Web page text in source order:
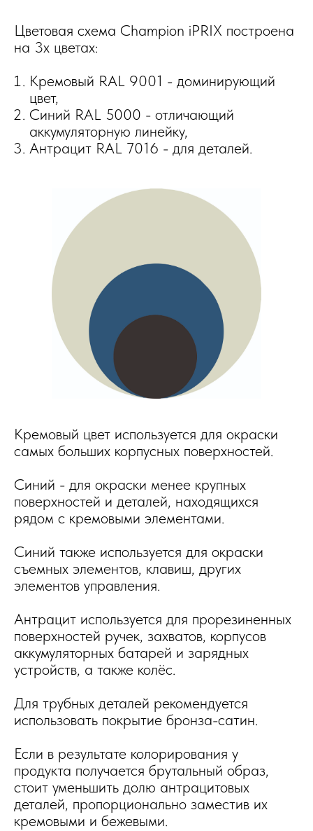
Цветовая схема Champion iPRIX построена
на 3х цветах:
Кремовый RAL 9001 - доминирующий
цвет,
Синий RAL 5000 - отличающий
аккумуляторную линейку,
Антрацит RAL 7016 - для деталей.
Кремовый цвет используется для окраски
самых больших корпусных поверхностей.
Синий - для окраски менее крупных
поверхностей и деталей, находящихся
рядом с кремовыми элементами.
Синий также используется для окраски
съемных элементов, клавиш, других
элементов управления.
Антрацит используется для прорезиненных
поверхностей ручек, захватов, корпусов
аккумуляторных батарей и зарядных
устройств, а также колёс.
Для трубных деталей рекомендуется
использовать покрытие бронза-сатин.
Если в результате колорирования у
продукта получается брутальный образ,
стоит уменьшить долю антрацитовых
деталей, пропорционально заместив их
кремовыми и бежевыми.